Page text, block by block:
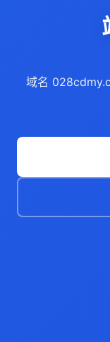
域名